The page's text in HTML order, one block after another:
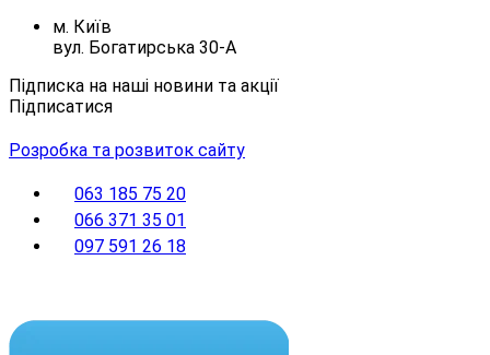
м. Київ
вул. Богатирська 30-А
Підписка на наші новини та акції
Підписатися
Розробка та розвиток сайту
063 185 75 20
066 371 35 01
097 591 26 18